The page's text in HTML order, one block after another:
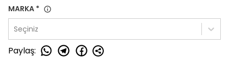
MARKA *
Seçiniz
Paylaş: